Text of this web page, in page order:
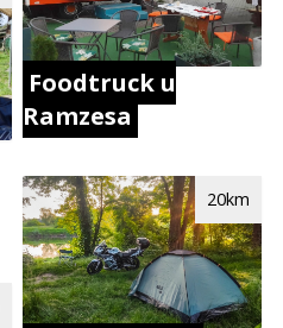
Foodtruck u
Ramzesa
20km